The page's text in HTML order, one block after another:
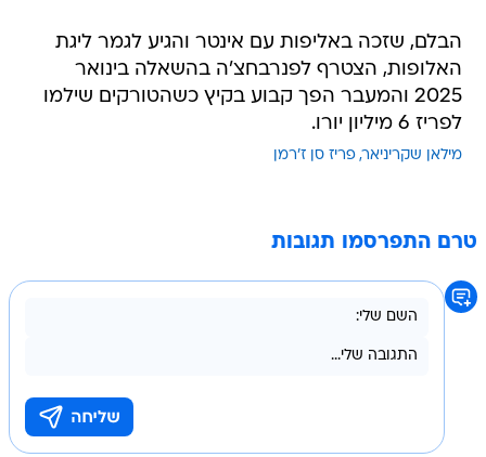
הבלם, שזכה באליפות עם אינטר והגיע לגמר ליגת
האלופות, הצטרף לפנרבחצ'ה בהשאלה בינואר
2025 והמעבר הפך קבוע בקיץ כשהטורקים שילמו
לפריז 6 מיליון יורו.
מילאן שקריניאר פריז סן ז'רמן
טרם התפרסמו תגובות